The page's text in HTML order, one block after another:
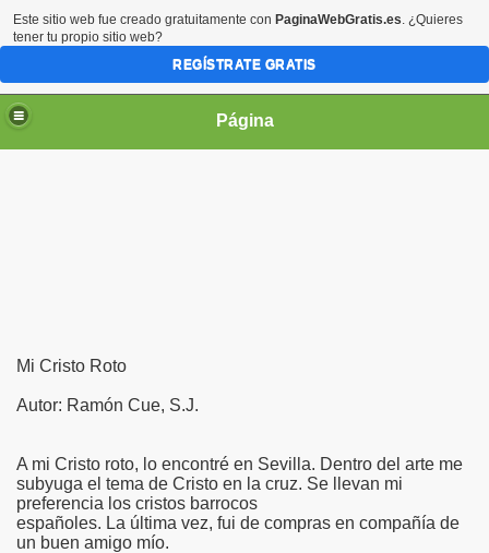
Página
Mi Cristo Roto
Autor: Ramón Cue, S.J.
A mi Cristo roto, lo encontré en Sevilla. Dentro del arte me
subyuga el tema de Cristo en la cruz. Se llevan mi
preferencia los cristos barrocos
españoles. La última vez, fui de compras en compañía de
un buen amigo mío.
Este sitio web fue creado gratuitamente con PaginaWebGratis.es. ¿Quieres
tener tu propio sitio web?
REGÍSTRATE GRATIS